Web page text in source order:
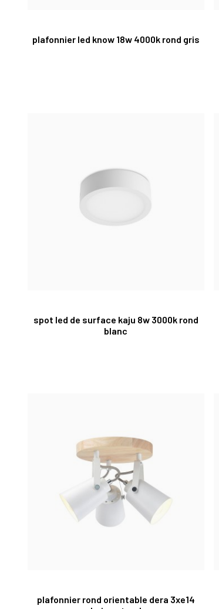
plafonnier led know 18w 4000k rond gris
spot led de surface kaju 8w 3000k rond
blanc
plafonnier rond orientable dera 3xe14